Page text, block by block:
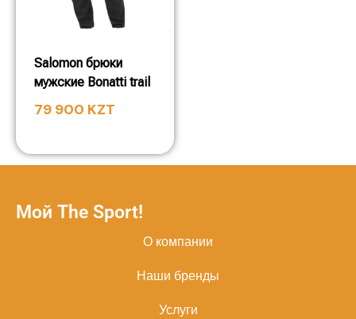
Salomon брюки
мужские Bonatti trail
79 900 KZT
Мой The Sport!
О компании
Наши бренды
Услуги